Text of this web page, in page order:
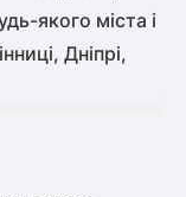
якого міста і
Дніпрі,